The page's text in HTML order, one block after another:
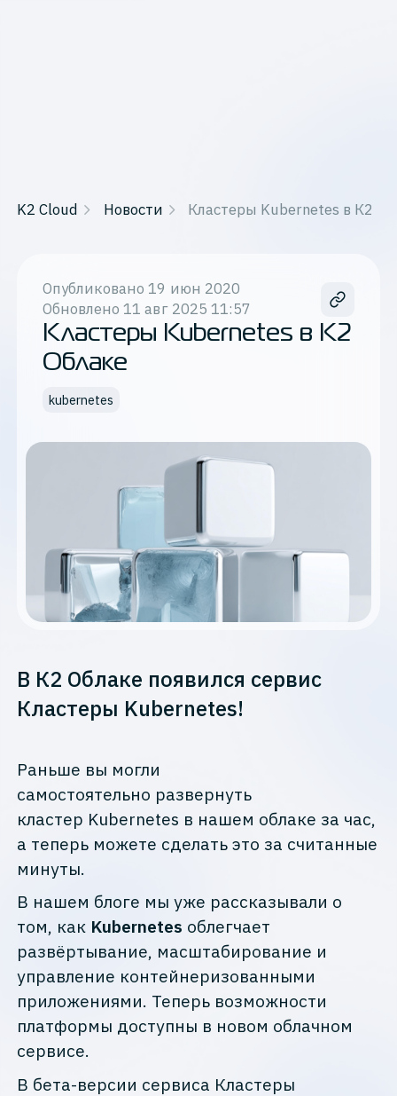
K2 Cloud Новости Кластеры Kubernetes в К2
Опубликовано 19 июн 2020
Обновлено 11 авг 2025 11:57
Кластеры Kubernetes в К2
Облаке
kubernetes
В К2 Облаке появился сервис
Кластеры Kubernetes!
Раньше вы могли
самостоятельно развернуть
кластер Kubernetes в нашем облаке за час,
а теперь можете сделать это за считанные
минуты.
В нашем блоге мы уже рассказывали о
том, как Kubernetes облегчает
развёртывание, масштабирование и
управление контейнеризованными
приложениями. Теперь возможности
платформы доступны в новом облачном
сервисе.
В бета-версии сервиса Кластеры